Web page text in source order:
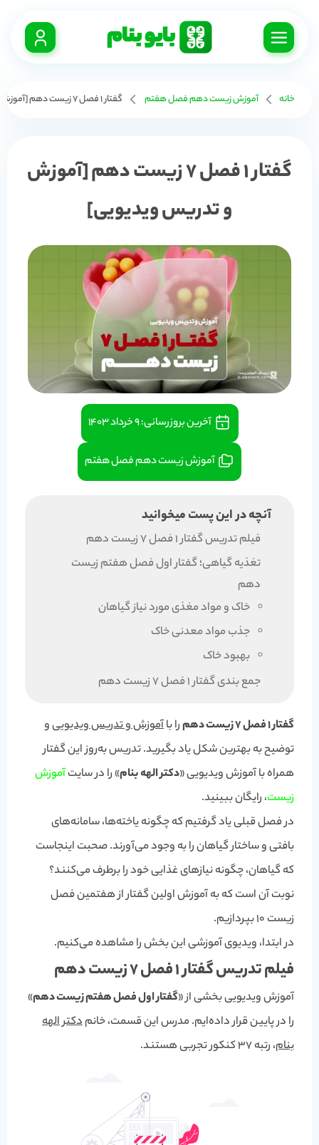
خانه آموزش زیست دهم فصل هفتم گفتار 1 فصل 7 زیست دهم [آموزش و تدریس ویدیویی]
گفتار 1 فصل 7 زیست دهم [آموزش
و تدریس ویدیویی]
آخرین بروزرسانی:۹ خرداد ۱۴۰۳
آموزش زیست دهم فصل هفتم
آنچه در این پست میخوانید
فیلم تدریس گفتار 1 فصل 7 زیست دهم
تغذیه گیاهی؛ گفتار اول فصل هفتم زیست
دهم
خاک و مواد مغذی مورد نیاز گیاهان
جذب مواد معدنی خاک
بهبود خاک
جمع بندی گفتار 1 فصل 7 زیست دهم
گفتار 1 فصل 7 زیست دهم را باآموزش و تدریس ویدیوییو
توضیح به بهترین شکل یاد بگیرید. تدریس به‌روز این گفتار
همراه با آموزش ویدیویی «دکتر الهه بنام» را در سایتآموزش
زیست، رایگان ببینید.
در فصل قبلی یاد گرفتیم که چگونه یاخته‌ها، سامانه‌های
بافتی و ساختار گیاهان را به وجود می‌آورند. صحبت اینجاست
که گیاهان، چگونه نیازهای غذایی خود را برطرف می‌کنند؟
نوبت آن است که به آموزش اولین گفتار از هفتمین فصل
زیست 10 بپردازیم.
در ابتدا، ویدیوی آموزشی این بخش را مشاهده می‌کنیم.
فیلم تدریس گفتار 1 فصل 7 زیست دهم
آموزش ویدیویی بخشی از «گفتار اول فصل هفتم زیست دهم»
را در پایین قرار داده‌ایم. مدرس این قسمت، خانمدکتر الهه
بنام، رتبه 37 کنکور تجربی هستند.